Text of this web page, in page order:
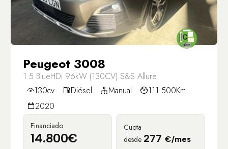
Peugeot 3008
1.5 BlueHDi 96kW (130CV) S&S Allure
130cv
Diésel Manual
111.500Km
2020
Financiado
14.800€
Cuota
desde 277 €/mes